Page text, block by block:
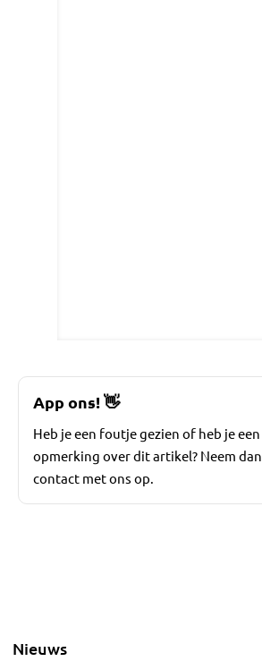
App ons!👋
Heb je een foutje gezien of heb je een
opmerking over dit artikel? Neem dan
contact met ons op.
Nieuws